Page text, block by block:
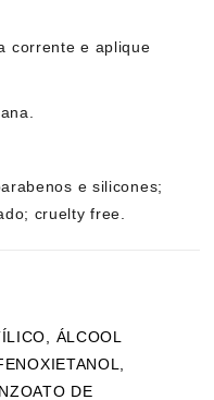
corrente e aplique
e silicones;
cruelty free.
ÁLCOOL
DE